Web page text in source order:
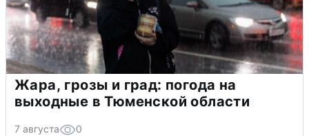
Жара, грозы и град: погода на
выходные в Тюменской области
7 августа 0